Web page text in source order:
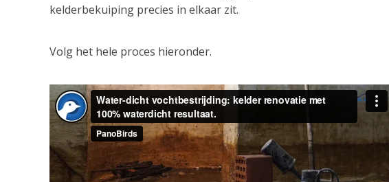
kelderbekuiping precies in elkaar zit.
Volg het hele proces hieronder.